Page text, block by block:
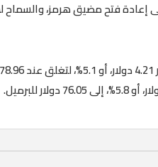
إعادة فتح مضيق هرمز، والسماح